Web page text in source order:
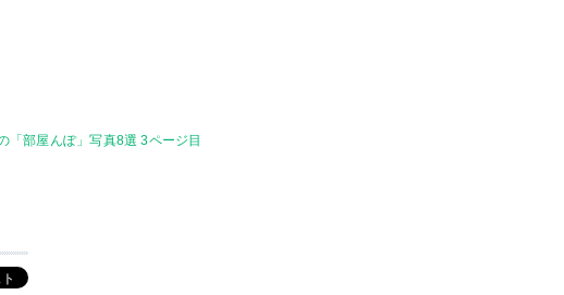
「部屋んぽ」写真8選 3ページ目